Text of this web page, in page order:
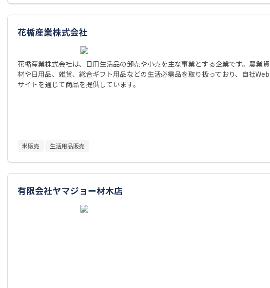
花楯産業株式会社
花楯産業株式会社は、日用生活品の卸売や小売を主な事業とする企業です。農業資
材や日用品、雑貨、総合ギフト用品などの生活必需品を取り扱っており、自社Web
サイトを通じて商品を提供しています。
米販売 生活用品販売
有限会社ヤマジョー材木店